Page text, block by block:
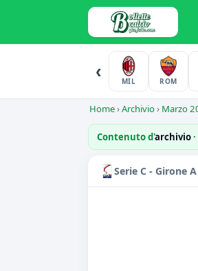
‹
MIL ROM
Home›Archivio› Marzo
Contenuto d'archivio
Serie C - Girone